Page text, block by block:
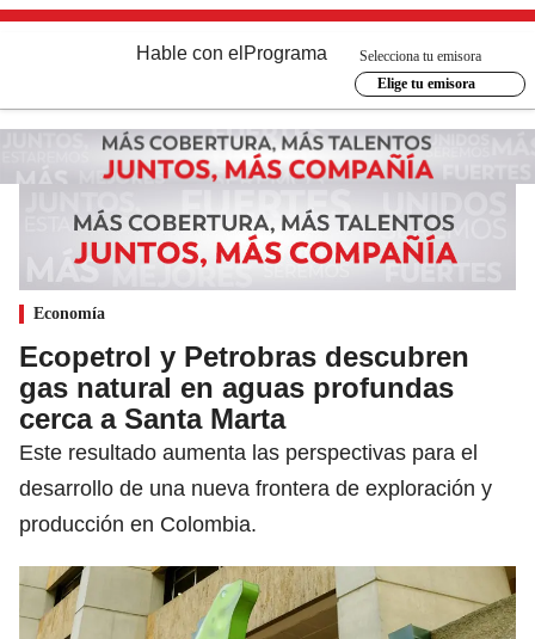
Hable con el Programa
Selecciona tu emisora
Elige tu emisora
Economía
Ecopetrol y Petrobras descubren
gas natural en aguas profundas
cerca a Santa Marta
Este resultado aumenta las perspectivas para el
desarrollo de una nueva frontera de exploración y
producción en Colombia.